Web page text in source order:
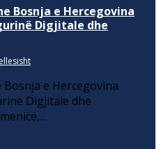
Bosnja e Hercegovina
Digjitale dhe
e Hercegovina
Digjitale dhe